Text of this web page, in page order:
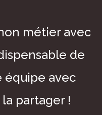
métier avec
de
équipe avec
partager !